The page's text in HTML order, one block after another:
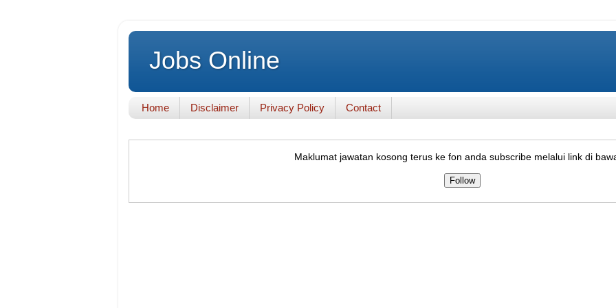
Jobs Online
Home Disclaimer Privacy Policy Contact
Maklumat jawatan kosong terus ke fon anda subscribe melalui link di